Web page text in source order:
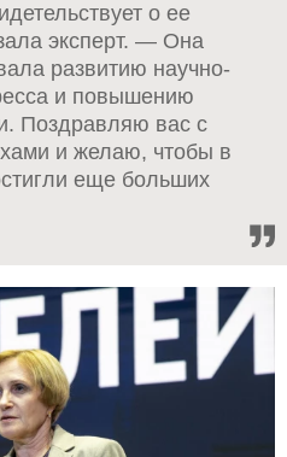
о ее
эксперт. — Она
развитию научно-
и повышению
Поздравляю вас с
и желаю, чтобы в
еще больших